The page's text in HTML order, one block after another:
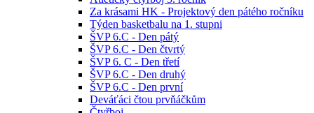
Za krásami HK - Projektový den pátého ročníku
Týden basketbalu na 1. stupni
ŠVP 6.C - Den pátý
ŠVP 6.C - Den čtvrtý
ŠVP 6. C - Den třetí
ŠVP 6.C - Den druhý
ŠVP 6.C - Den první
Deváťáci čtou prvňáčkům